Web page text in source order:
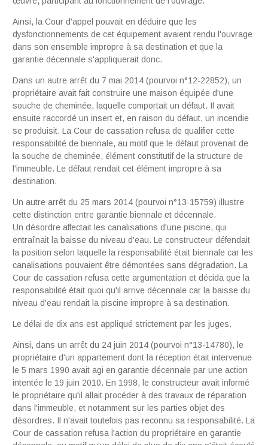
Ainsi, la Cour d'appel pouvait en déduire que les
dysfonctionnements de cet équipement avaient rendu l'ouvrage
dans son ensemble impropre à sa destination et que la
garantie décennale s'appliquerait donc.
Dans un autre arrêt du 7 mai 2014 (pourvoi n°12-22852), un
propriétaire avait fait construire une maison équipée d'une
souche de cheminée, laquelle comportait un défaut. Il avait
ensuite raccordé un insert et, en raison du défaut, un incendie
se produisit. La Cour de cassation refusa de qualifier cette
responsabilité de biennale, au motif que le défaut provenait de
la souche de cheminée, élément constitutif de la structure de
l'immeuble. Le défaut rendait cet élément impropre à sa
destination.
Un autre arrêt du 25 mars 2014 (pourvoi n°13-15759) illustre
cette distinction entre garantie biennale et décennale.
Un désordre affectait les canalisations d'une piscine, qui
entraînait la baisse du niveau d'eau. Le constructeur défendait
la position selon laquelle la responsabilité était biennale car les
canalisations pouvaient être démontées sans dégradation. La
Cour de cassation refusa cette argumentation et décida que la
responsabilité était quoi qu'il arrive décennale car la baisse du
niveau d'eau rendait la piscine impropre à sa destination.
Le délai de dix ans est appliqué strictement par les juges.
Ainsi, dans un arrêt du 24 juin 2014 (pourvoi n°13-14780), le
propriétaire d'un appartement dont la réception était intervenue
le 5 mars 1990 avait agi en garantie décennale par une action
intentée le 19 juin 2010. En 1998, le constructeur avait informé
le propriétaire qu'il allait procéder à des travaux de réparation
dans l'immeuble, et notamment sur les parties objet des
désordres. Il n'avait toutefois pas reconnu sa responsabilité. La
Cour de cassation refusa l'action du propriétaire en garantie